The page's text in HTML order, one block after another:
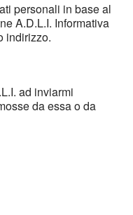
personali in base al
A.D.L.I. Informativa
indirizzo.
ad inviarmi
da essa o da